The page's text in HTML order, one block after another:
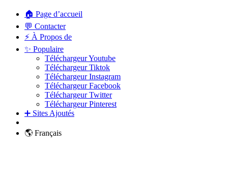
🏠 Page d’accueil
💬 Contacter
⚡ À Propos de
✨ Populaire
Téléchargeur Youtube
Téléchargeur Tiktok
Téléchargeur Instagram
Téléchargeur Facebook
Téléchargeur Twitter
Téléchargeur Pinterest
➕ Sites Ajoutés
🌎 Français